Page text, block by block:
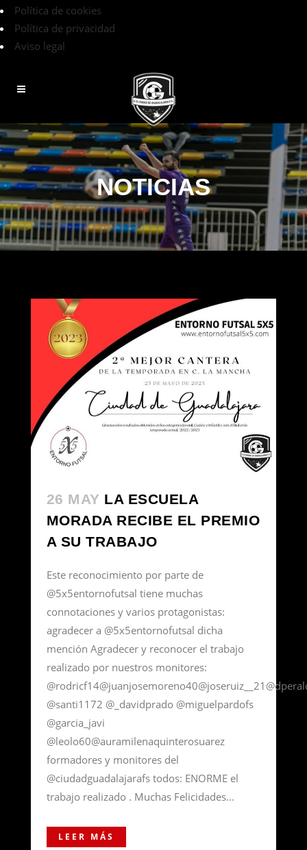
Política de cookies
Política de privacidad
Aviso legal
NOTICIAS
26 MAY LA ESCUELA
MORADA RECIBE EL PREMIO
A SU TRABAJO
Este reconocimiento por parte de
@5x5entornofutsal tiene muchas
connotaciones y varios protagonistas:
agradecer a @5x5entornofutsal dicha
mención Agradecer y reconocer el trabajo
realizado por nuestros monitores:
@santi1172 @_davidprado @miguelpardofs
@garcia_javi
@leolo60@auramilenaquinterosuarez
formadores y monitores del
@ciudadguadalajarafs todos: ENORME el
trabajo realizado . Muchas Felicidades...
LEER MÁS